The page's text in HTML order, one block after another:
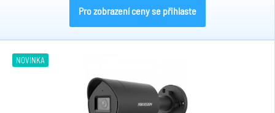
Pro zobrazení ceny se přihlaste
NOVINKA